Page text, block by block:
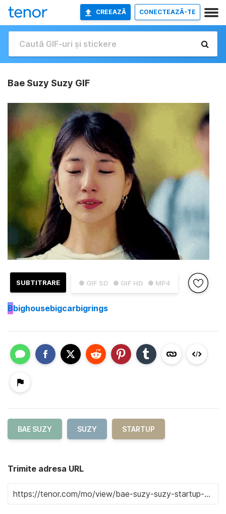
CREEAZĂ CONECTEAZĂ-TE
Bae Suzy Suzy GIF
● GIF SD ● GIF HD ● MP4
SUBTITRARE
Bbighousebigcarbigrings
BAE SUZY SUZY STARTUP
Trimite adresa URL